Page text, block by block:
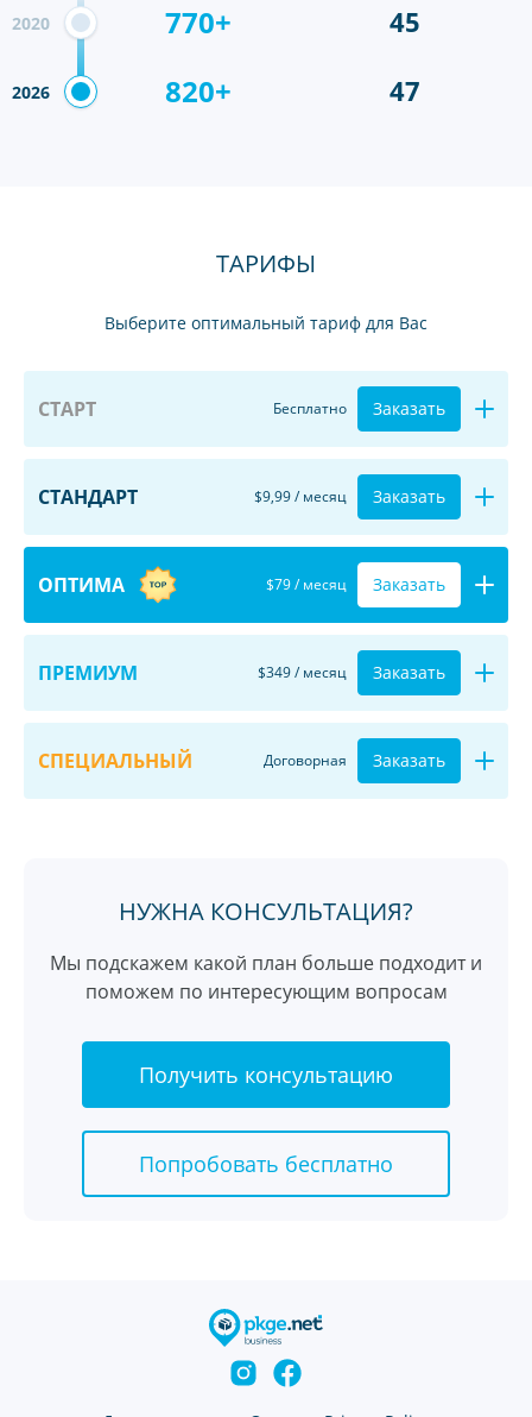
2020 770+ 45
2026 820+ 47
ТАРИФЫ
Выберите оптимальный тариф для Вас
СТАРТ Бесплатно Заказать
СТАНДАРТ $9,99 / месяц Заказать
ОПТИМА $79 / месяц Заказать
ПРЕМИУМ $349 / месяц Заказать
СПЕЦИАЛЬНЫЙ Договорная Заказать
НУЖНА КОНСУЛЬТАЦИЯ?
Мы подскажем какой план больше подходит и
поможем по интересующим вопросам
Получить консультацию
Попробовать бесплатно